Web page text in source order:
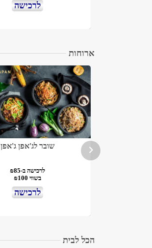
לרכישה
ארוחות
שובר לג'אפן ג'אפן
לרכישה ב-₪85
בשווי ₪100
לרכישה
הכל לבית